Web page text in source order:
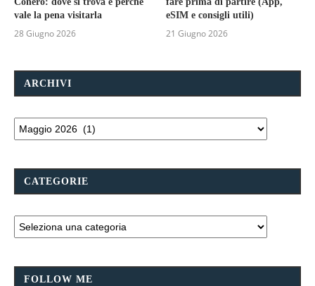
vale la pena visitarla
28 Giugno 2026
eSIM e consigli utili)
21 Giugno 2026
ARCHIVI
CATEGORIE
FOLLOW ME